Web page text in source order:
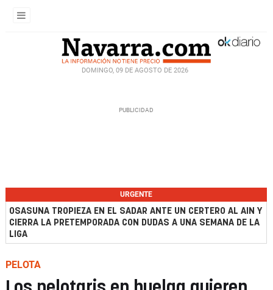
DOMINGO, 09 DE AGOSTO DE 2026
URGENTE
OSASUNA TROPIEZA EN EL SADAR ANTE UN CERTERO AL AIN Y
CIERRA LA PRETEMPORADA CON DUDAS A UNA SEMANA DE LA
LIGA
PELOTA